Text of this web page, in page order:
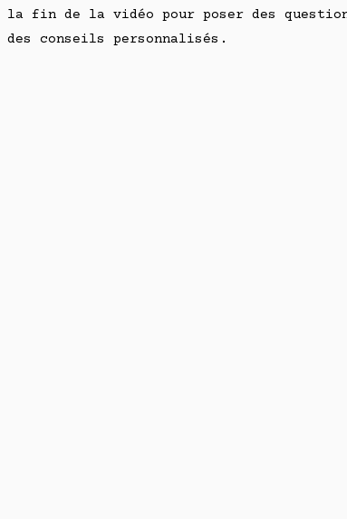
la fin de la vidéo pour poser des
des conseils personnalisés.